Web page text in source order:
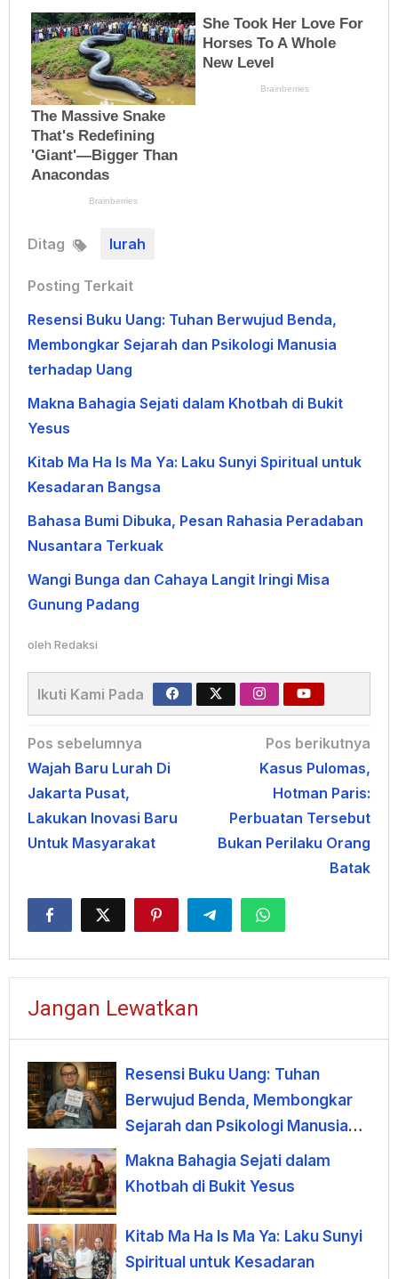
Ditag lurah
Posting Terkait
Resensi Buku Uang: Tuhan Berwujud Benda,
Membongkar Sejarah dan Psikologi Manusia
terhadap Uang
Makna Bahagia Sejati dalam Khotbah di Bukit
Yesus
Kitab Ma Ha Is Ma Ya: Laku Sunyi Spiritual untuk
Kesadaran Bangsa
Bahasa Bumi Dibuka, Pesan Rahasia Peradaban
Nusantara Terkuak
Wangi Bunga dan Cahaya Langit Iringi Misa
Gunung Padang
oleh Redaksi
Ikuti Kami Pada
Navigasi
pos
Pos sebelumnya
Wajah Baru Lurah Di
Jakarta Pusat,
Lakukan Inovasi Baru
Untuk Masyarakat
Pos berikutnya
Kasus Pulomas,
Hotman Paris:
Perbuatan Tersebut
Bukan Perilaku Orang
Batak
Jangan Lewatkan
Resensi Buku Uang: Tuhan
Berwujud Benda, Membongkar
Sejarah dan Psikologi Manusia
terhadap Uang
Makna Bahagia Sejati dalam
Khotbah di Bukit Yesus
Kitab Ma Ha Is Ma Ya: Laku Sunyi
Spiritual untuk Kesadaran